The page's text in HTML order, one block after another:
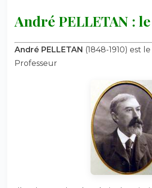
André PELLETAN :
André PELLETAN (1848-1910) est
Professeur